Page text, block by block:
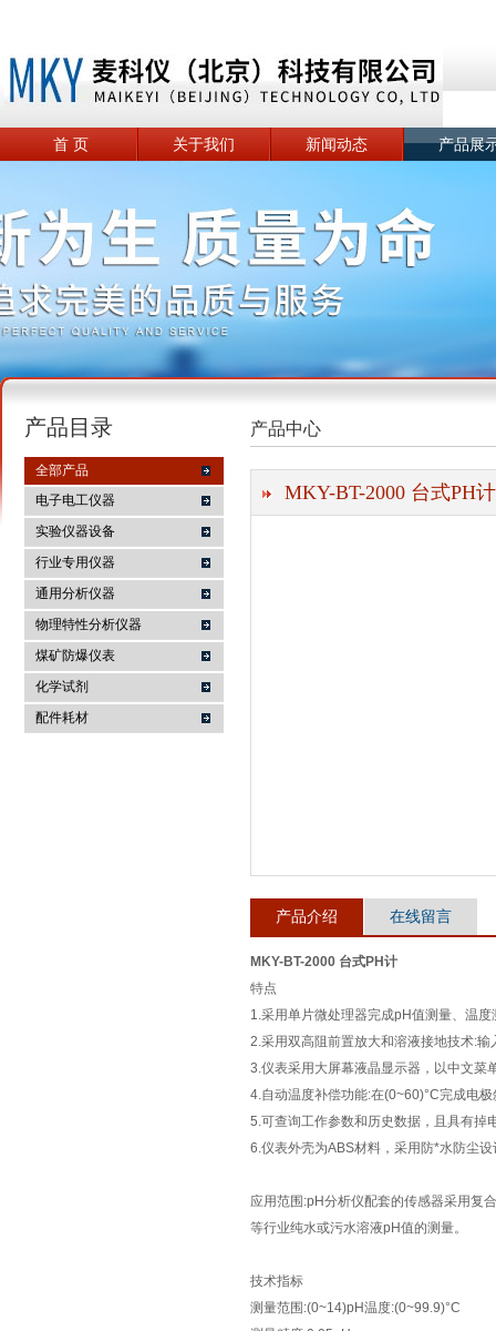
麦科仪（北京）科技有限公司
首 页 关于我们 新闻动态 产品展
产品目录
全部产品
电子电工仪器
实验仪器设备
行业专用仪器
通用分析仪器
物理特性分析仪器
煤矿防爆仪表
化学试剂
配件耗材
产品中心
MKY-BT-2000 台式PH计
产品介绍 在线留言
MKY-BT-2000 台式PH计
特点
1.采用单片微处理器完成pH值测量、温
2.采用双高阻前置放大和溶液接地技术:
3.仪表采用大屏幕液晶显示器，以中文菜
4.自动温度补偿功能:在(0~60)°C完成电
5.可查询工作参数和历史数据，且具有掉
6.仪表外壳为ABS材料，采用防*水防尘
应用范围:pH分析仪配套的传感器采用复
等行业纯水或污水溶液pH值的测量。
技术指标
测量范围:(0~14)pH温度:(0~99.9)°C